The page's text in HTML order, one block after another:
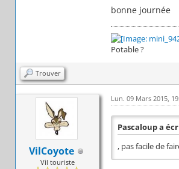
bonne journée
Potable ?
Trouver
VilCoyote
Vil touriste
Lun. 09 Mars 2015,
Pascaloup a
, pas facile de